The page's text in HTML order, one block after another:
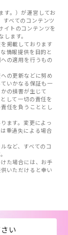
す。）が運営してお
すべてのコンテンツ
イトのコンテンツを
ます。
掲載しております
情報提供を目的と
の適用を行うもの
の更新などに努め
いかなる保証も一
の損害が生じて
して一切の責任を
任を負うこととし
ます。変更によっ
重過失による場合
など、すべてのコ
た場合には、お手
いただけると幸い
い